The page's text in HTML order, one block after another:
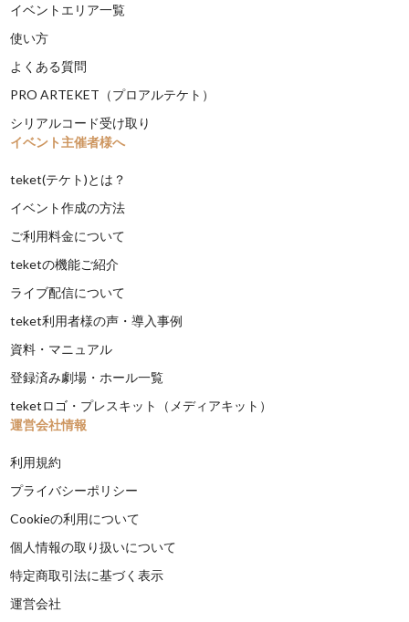
イベントエリア一覧
使い方
よくある質問
PRO ARTEKET（プロアルテケト）
シリアルコード受け取り
イベント主催者様へ
teket(テケト)とは？
イベント作成の方法
ご利用料金について
teketの機能ご紹介
ライブ配信について
teket利用者様の声・導入事例
資料・マニュアル
登録済み劇場・ホール一覧
teketロゴ・プレスキット（メディアキット）
運営会社情報
利用規約
プライバシーポリシー
Cookieの利用について
個人情報の取り扱いについて
特定商取引法に基づく表示
運営会社